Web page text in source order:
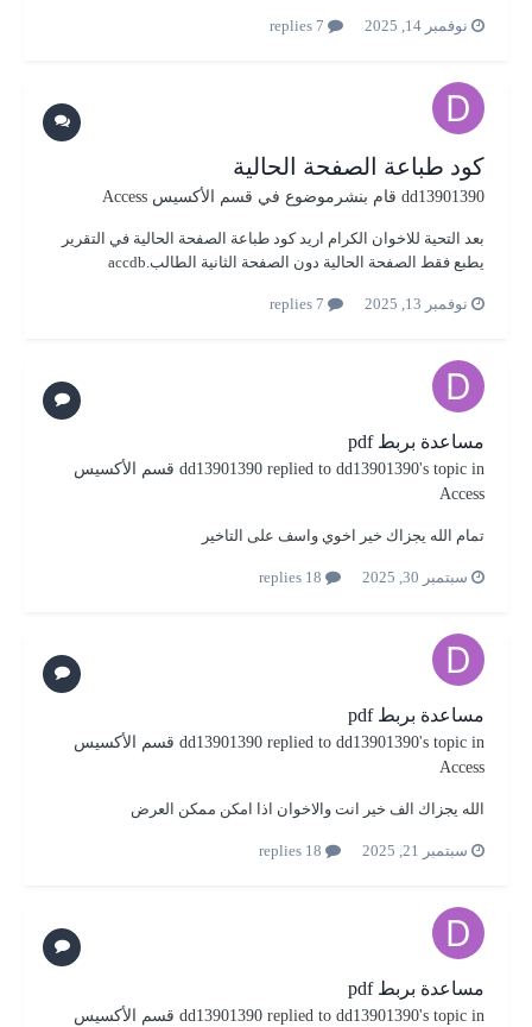
نوفمبر 14, 2025
كود طباعة الصفحة الحالية
dd13901390 قام بنشرموضوع في قسم الأكسيس Access
بعد التحية للاخوان الكرام اريد كود طباعة الصفحة الحالية في التقرير
يطبع فقط الصفحة الحالية دون الصفحة الثانية الطالب.accdb
نوفمبر 13, 2025
مساعدة بربط pdf
dd13901390 replied to dd13901390's topic in
قسم الأكسيس
Access
تمام الله يجزاك خير اخوي واسف على التاخير
سبتمبر 30, 2025
مساعدة بربط pdf
dd13901390 replied to dd13901390's topic in
قسم الأكسيس
Access
الله يجزاك الف خير انت والاخوان اذا امكن ممكن العرض
سبتمبر 21, 2025
مساعدة بربط pdf
dd13901390 replied to dd13901390's topic in
قسم الأكسيس